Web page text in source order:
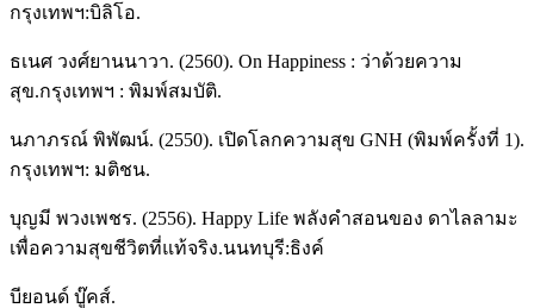
กรุงเทพฯ:บิลิโอ.
ธเนศ วงศ์ยานนาวา. (2560). On Happiness : ว่าด้วยความ
สุข.กรุงเทพฯ : พิมพ์สมบัติ.
นภาภรณ์ พิพัฒน์. (2550). เปิดโลกความสุข GNH (พิมพ์ครั้งที่ 1).
กรุงเทพฯ: มติชน.
บุญมี พวงเพชร. (2556). Happy Life พลังคำสอนของ ดาไลลามะ
เพื่อความสุขชีวิตที่แท้จริง.นนทบุรี:ธิงค์
บียอนด์ บู๊คส์.